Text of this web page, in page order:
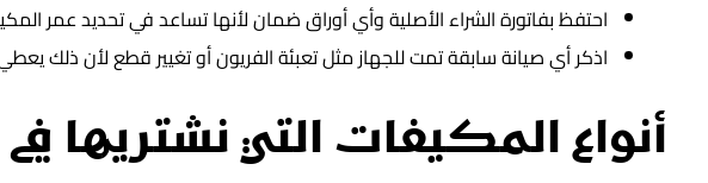
احتفظ بفاتورة الشراء الأصلية وأي أوراق ضمان لأنها تساعد في تحديد عمر
اذكر أي صيانة سابقة تمت للجهاز مثل تعبئة الفريون أو تغيير قطع لأن ذلك
أنواع المكيفات التي نشتريها